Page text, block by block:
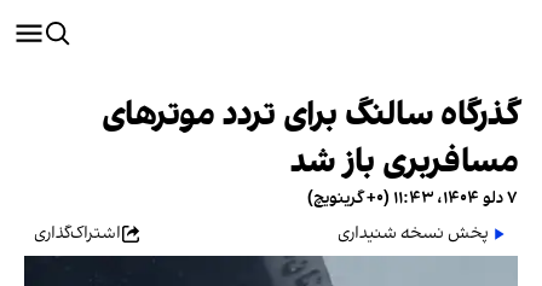
گذرگاه سالنگ برای تردد موترهای
مسافربری باز شد
۷ دلو ۱۴۰۴، ۱۱:۴۳ (‎+۰ گرینویچ)
پخش نسخه شنیداری
اشتراک‌گذاری